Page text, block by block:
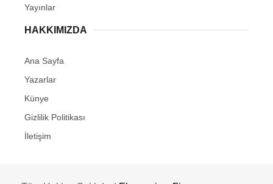
Yayınlar
HAKKIMIZDA
Ana Sayfa
Yazarlar
Künye
Gizlilik Politikası
İletişim